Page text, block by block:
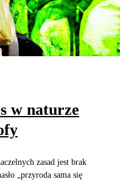
w naturze
zasad jest brak
„przyroda sama się